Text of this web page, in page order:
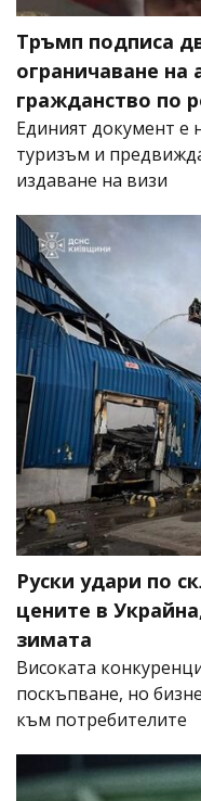
Тръмп подписа
ограничаване на
гражданство по
Единият документ е
туризъм и
издаване на визи
Руски удари по
цените в
зимата
Високата
поскъпване, но
към потребителите